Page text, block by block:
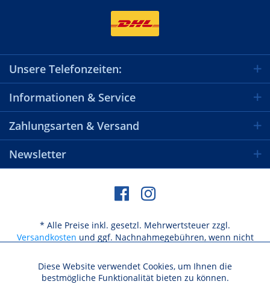
Unsere Telefonzeiten:
Informationen & Service
Zahlungsarten & Versand
Newsletter
* Alle Preise inkl. gesetzl. Mehrwertsteuer zzgl.
Versandkosten und ggf. Nachnahmegebühren, wenn nicht
Funktionale
Aktiv
Diese Website verwendet Cookies, um Ihnen die
bestmögliche Funktionalität bieten zu können.